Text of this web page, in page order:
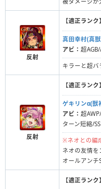
反射
【適正ランク
真田幸村(真
アビ： 超
キラーと超バ
反射
【適正ランク
ゲキリンα(獣
アビ： 超
ターン短縮/
※ネオとの編
ネオの友情を
オールアンチ
【適正ランク